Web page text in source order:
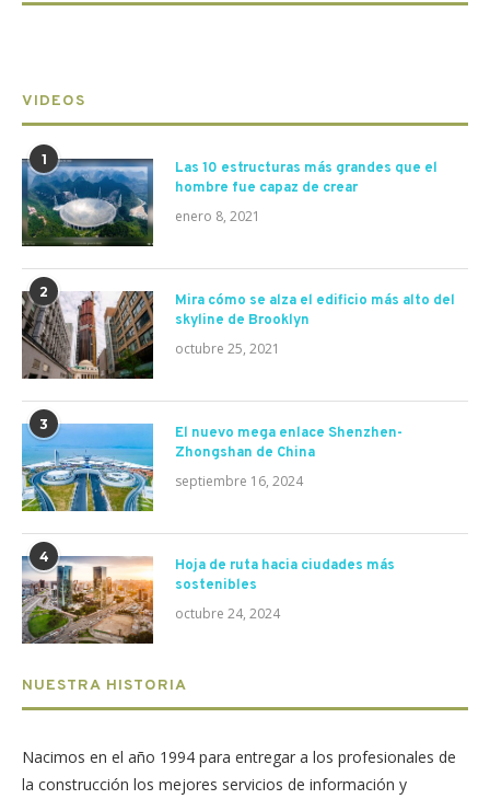
VIDEOS
1
Las 10 estructuras más grandes que el
hombre fue capaz de crear
enero 8, 2021
2
Mira cómo se alza el edificio más alto del
skyline de Brooklyn
octubre 25, 2021
3
El nuevo mega enlace Shenzhen-
Zhongshan de China
septiembre 16, 2024
4
Hoja de ruta hacia ciudades más
sostenibles
octubre 24, 2024
NUESTRA HISTORIA
Nacimos en el año 1994 para entregar a los profesionales de
la construcción los mejores servicios de información y